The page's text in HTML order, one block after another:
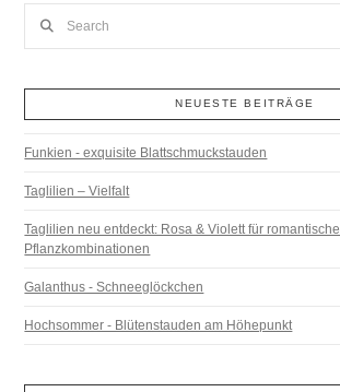
NEUESTE BEITRÄGE
Funkien - exquisite Blattschmuckstauden
Taglilien – Vielfalt
Taglilien neu entdeckt: Rosa & Violett für romantische
Pflanzkombinationen
Galanthus - Schneeglöckchen
Hochsommer - Blütenstauden am Höhepunkt